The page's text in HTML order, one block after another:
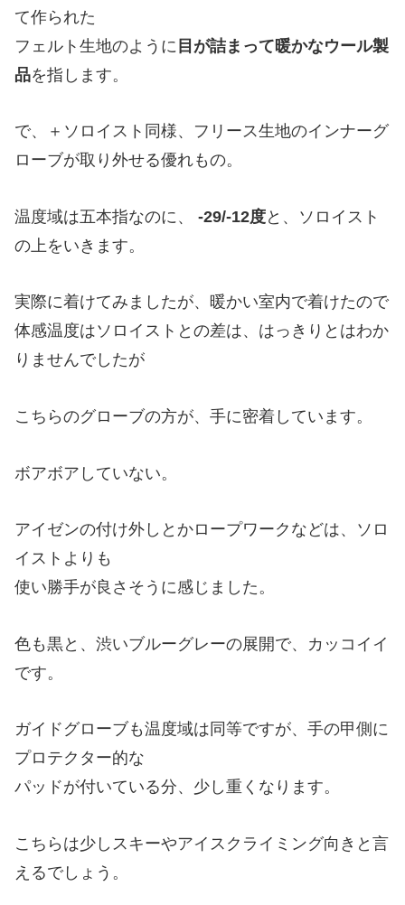
て作られた
フェルト生地のように 目が詰まって暖かなウール製
品を指します。
で、＋ソロイスト同様、フリース生地のインナーグ
ローブが取り外せる優れもの。
温度域は五本指なのに、 -29/-12度と、ソロイスト
の上をいきます。
実際に着けてみましたが、暖かい室内で着けたので
体感温度はソロイストとの差は、はっきりとはわか
りませんでしたが
こちらのグローブの方が、手に密着しています。
ボアボアしていない。
アイゼンの付け外しとかロープワークなどは、ソロ
イストよりも
使い勝手が良さそうに感じました。
色も黒と、渋いブルーグレーの展開で、カッコイイ
です。
ガイドグローブも温度域は同等ですが、手の甲側に
プロテクター的な
パッドが付いている分、少し重くなります。
こちらは少しスキーやアイスクライミング向きと言
えるでしょう。